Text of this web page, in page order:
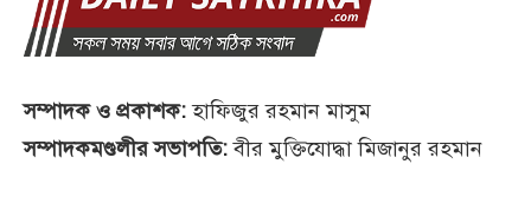
সম্পাদক ও প্রকাশক:হাফিজুর রহমান মাসুম
সম্পাদকমণ্ডলীর সভাপতি:বীর মুক্তিযোদ্ধা মিজানুর রহমান